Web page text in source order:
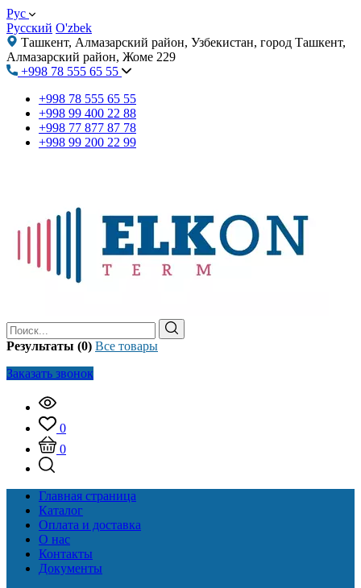
Рус
Русский O'zbek
Ташкент, Алмазарский район, Узбекистан, город Ташкент,
Алмазарский район, Жоме 229
+998 78 555 65 55
+998 78 555 65 55
+998 99 400 22 88
+998 77 877 87 78
+998 99 200 22 99
Результаты (0) Все товары
Заказать звонок
0
0
Главная страница
Каталог
Оплата и доставка
О нас
Контакты
Документы